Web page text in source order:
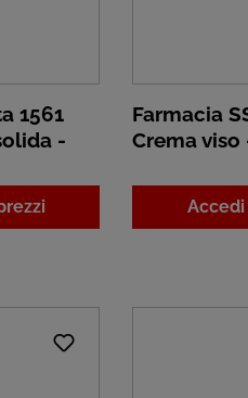
1561
-
Farmacia
Crema